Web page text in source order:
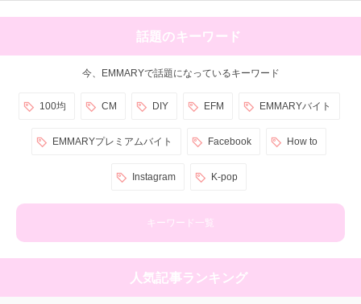
話題のキーワード
今、EMMARYで話題になっているキーワード
100均 CM DIY EFM EMMARYバイト
EMMARYプレミアムバイト Facebook How to
Instagram K-pop
キーワード一覧
人気記事ランキング